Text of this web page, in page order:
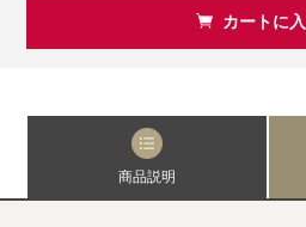
カートに
商品説明